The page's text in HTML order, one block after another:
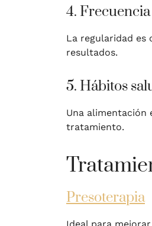
4.
La regularidad es
resultados.
5. Hábitos
Una
tratamiento.
Presoterapia